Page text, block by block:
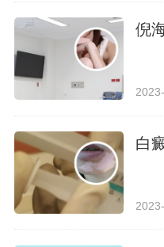
倪
白